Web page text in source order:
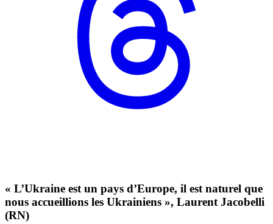
« L’Ukraine est un pays d’Europe, il est naturel que
nous accueillions les Ukrainiens », Laurent Jacobelli
(RN)